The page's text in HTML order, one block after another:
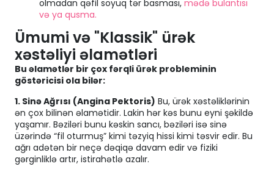
olmadan qəfil soyuq tər basması, mədə bulantısı
və ya qusma.
Ümumi və "Klassik" ürək
xəstəliyi əlamətləri
Bu əlamətlər bir çox fərqli ürək probleminin
göstəricisi ola bilər:
1. Sinə Ağrısı (Angina Pektoris) Bu, ürək xəstəliklərinin
ən çox bilinən əlamətidir. Lakin hər kəs bunu eyni şəkildə
yaşamır. Bəziləri bunu kəskin sancı, bəziləri isə sinə
üzərində “fil oturmuş” kimi təzyiq hissi kimi təsvir edir. Bu
ağrı adətən bir neçə dəqiqə davam edir və fiziki
gərginliklə artır, istirahətlə azalır.